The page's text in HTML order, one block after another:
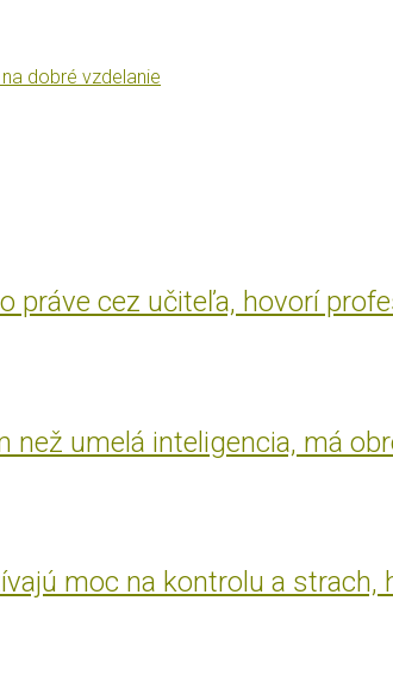
dobré vzdelanie
práve cez učiteľa, hovorí
než umelá inteligencia, má
moc na kontrolu a strach,